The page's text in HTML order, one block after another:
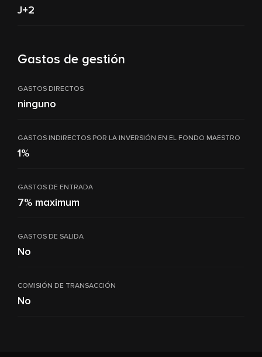
J+2
Gastos de gestión
GASTOS DIRECTOS
ninguno
GASTOS INDIRECTOS POR LA INVERSIÓN EN EL FONDO MAESTRO
1%
GASTOS DE ENTRADA
7% maximum
GASTOS DE SALIDA
No
COMISIÓN DE TRANSACCIÓN
No